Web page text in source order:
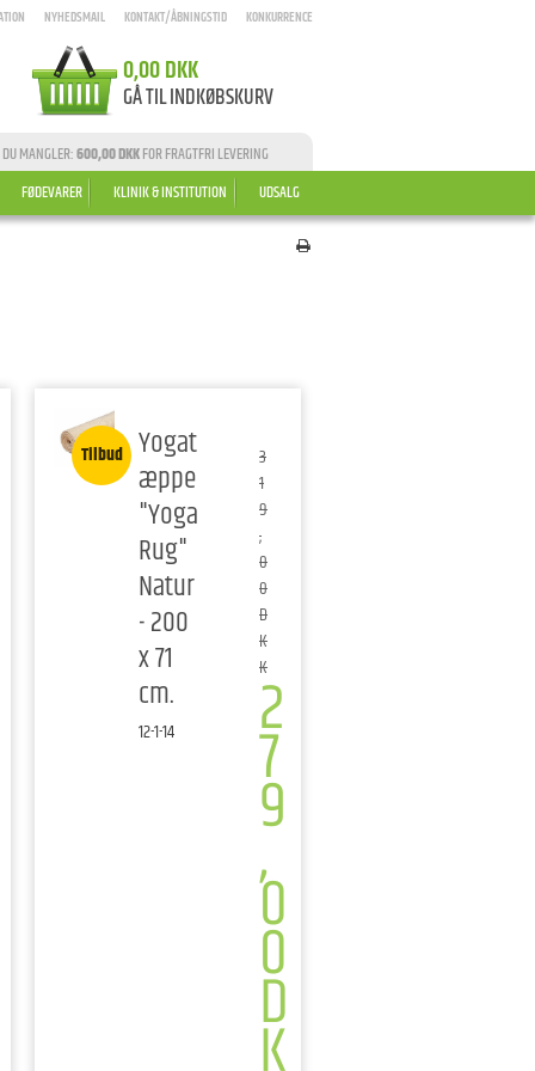
NYHEDSMAIL KONTAKT/ÅBNINGSTID KONKURRENCE
0,00 DKK
GÅ TIL INDKØBSKURV
MANGLER:600,00 DKKFOR FRAGTFRI LEVERING
FØDEVARER KLINIK & INSTITUTION UDSALG
Tilbud Yogat
æppe
"Yoga
Rug"
Natur
- 200
x 71
cm.
12-1-14
3
1
9
,
0
0
D
K
K
2
7
9
,
0
0
D